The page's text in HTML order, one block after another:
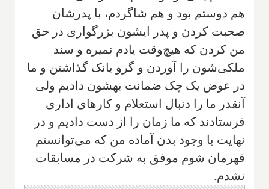
هم دوستم بود و هم شاگردم، با پدرشان
صحبت کردن و پدر ایشون بزرگواری در حق
من کردن که هیچ‌وقت یادم نمیره و سند
ملکی‌شون را آوردن و گرو بانک گذاشتن و ما
در عوض یک چک ضمانت بهشون دادیم ولی
آنقدر ما را دنبال استعلام و کارهای اداری
فرستادند که ما زمان را از ‌دست دادیم و در
نهایت با وجود بدن آماده من که می‌توانستم
قهرمان شوم موفق به شرکت در مسابقات
نشدم.